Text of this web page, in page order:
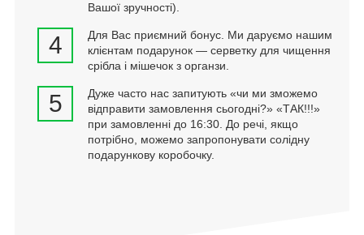
Вашої зручності).
4
Для Вас приємний бонус. Ми даруємо нашим
клієнтам подарунок — серветку для чищення
срібла і мішечок з органзи.
5
Дуже часто нас запитують «чи ми зможемо
відправити замовлення сьогодні?» «ТАК!!!»
при замовленні до 16:30. До речі, якщо
потрібно, можемо запропонувати солідну
подарункову коробочку.